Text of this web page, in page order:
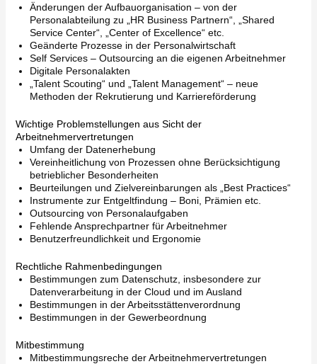
Änderungen der Aufbauorganisation – von der
Personalabteilung zu „HR Business Partnern“, „Shared
Service Center“, „Center of Excellence“ etc.
Geänderte Prozesse in der Personalwirtschaft
Self Services – Outsourcing an die eigenen Arbeitnehmer
Digitale Personalakten
„Talent Scouting“ und „Talent Management“ – neue
Methoden der Rekrutierung und Karriereförderung
Wichtige Problemstellungen aus Sicht der
Arbeitnehmervertretungen
Umfang der Datenerhebung
Vereinheitlichung von Prozessen ohne Berücksichtigung
betrieblicher Besonderheiten
Beurteilungen und Zielvereinbarungen als „Best Practices“
Instrumente zur Entgeltfindung – Boni, Prämien etc.
Outsourcing von Personalaufgaben
Fehlende Ansprechpartner für Arbeitnehmer
Benutzerfreundlichkeit und Ergonomie
Rechtliche Rahmenbedingungen
Bestimmungen zum Datenschutz, insbesondere zur
Datenverarbeitung in der Cloud und im Ausland
Bestimmungen in der Arbeitsstättenverordnung
Bestimmungen in der Gewerbeordnung
Mitbestimmung
Mitbestimmungsreche der Arbeitnehmervertretungen